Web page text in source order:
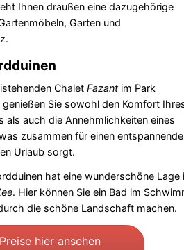
Ihnen draußen eine dazugehörige
Garten und
Chalet Fazantim Park
genießen Sie sowohl den Komfort
als auch die Annehmlichkeiten eines
zusammen für einen
Urlaub sorgt.
hat eine wunderschöne Lage
. Hier können Sie ein Bad im
die schöne Landschaft machen.
Preise hier ansehen